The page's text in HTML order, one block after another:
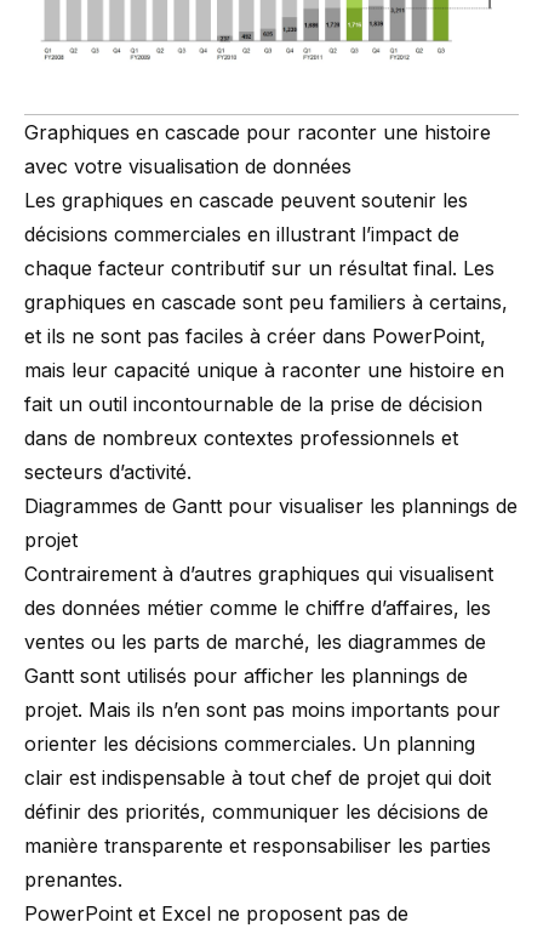
Graphiques en cascade pour raconter une histoire
avec votre visualisation de données
Les graphiques en cascade peuvent soutenir les
décisions commerciales en illustrant l’impact de
chaque facteur contributif sur un résultat final. Les
graphiques en cascade sont peu familiers à certains,
et ils ne sont pas faciles à créer dans PowerPoint,
mais leur capacité unique à raconter une histoire en
fait un outil incontournable de la prise de décision
dans de nombreux contextes professionnels et
secteurs d’activité.
Diagrammes de Gantt pour visualiser les plannings de
projet
Contrairement à d’autres graphiques qui visualisent
des données métier comme le chiffre d’affaires, les
ventes ou les parts de marché, les diagrammes de
Gantt sont utilisés pour afficher les plannings de
projet. Mais ils n’en sont pas moins importants pour
orienter les décisions commerciales. Un planning
clair est indispensable à tout chef de projet qui doit
définir des priorités, communiquer les décisions de
manière transparente et responsabiliser les parties
prenantes.
PowerPoint et Excel ne proposent pas de